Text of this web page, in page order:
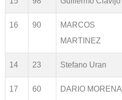
16 90
MARCOS
MARTINEZ
14 23 Stefano Uran
17 60 DARIO MORENA